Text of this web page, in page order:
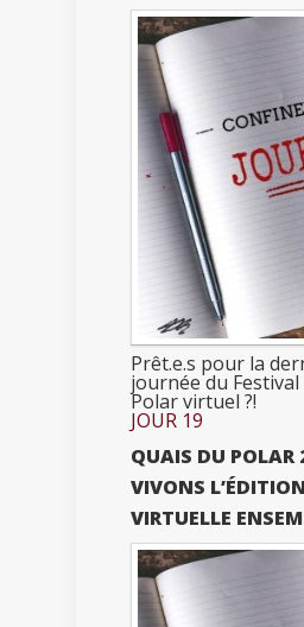
Prêt.e.s pour la
journée du Festival
Polar virtuel ?!
JOUR 19
QUAIS DU POLAR
VIVONS L’ÉDITION
VIRTUELLE